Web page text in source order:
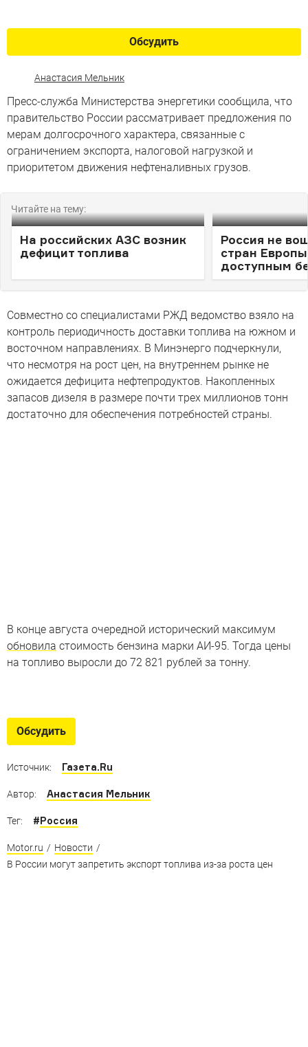
Обсудить
Анастасия Мельник
Пресс-служба Министерства энергетики сообщила, что
правительство России рассматривает предложения по
мерам долгосрочного характера, связанные с
ограничением экспорта, налоговой нагрузкой и
приоритетом движения нефтеналивных грузов.
Читайте на тему:
На российских АЗС возник
дефицит топлива
Россия не
стран
доступным
Совместно со специалистами РЖД ведомство взяло на
контроль периодичность доставки топлива на южном и
восточном направлениях. В Минэнерго подчеркнули,
что несмотря на рост цен, на внутреннем рынке не
ожидается дефицита нефтепродуктов. Накопленных
запасов дизеля в размере почти трех миллионов тонн
достаточно для обеспечения потребностей страны.
В конце августа очередной исторический максимум
обновила стоимость бензина марки АИ-95. Тогда цены
на топливо выросли до 72 821 рублей за тонну.
Мы посмотрели, как выглядит современное
Обсудить
Источник: Газета.Ru
Автор: Анастасия Мельник
Тег: #Россия
Motor.ru / Новости /
В России могут запретить экспорт топлива из-за роста цен